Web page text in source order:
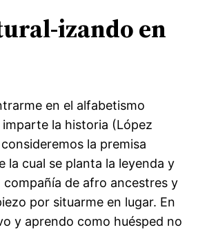
izando en
en el alfabetismo
la historia (López
la premisa
la cual se planta la leyenda y
compañía de afro ancestres y
por situarme en lugar. En
y aprendo como huésped no